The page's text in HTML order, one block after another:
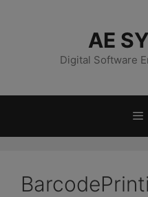
AE
Digital Software